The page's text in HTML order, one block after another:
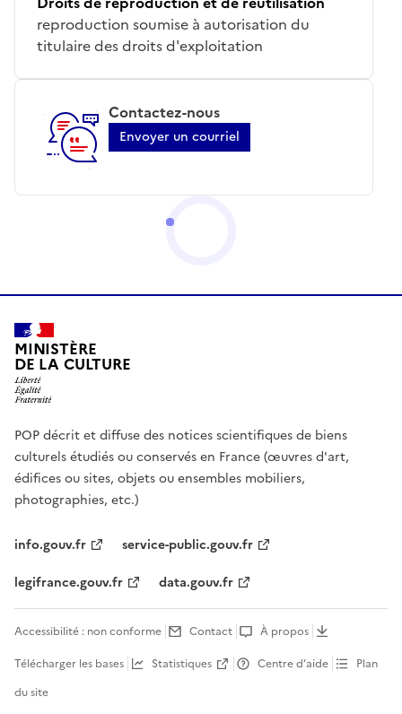
reproduction soumise à autorisation du
titulaire des droits d'exploitation
Contactez-nous
Envoyer un courriel
MINISTÈRE
DE LA CULTURE
POP décrit et diffuse des notices scientifiques de biens
culturels étudiés ou conservés en France (œuvres d'art,
édifices ou sites, objets ou ensembles mobiliers,
photographies, etc.)
info.gouv.fr
service-public.gouv.fr
legifrance.gouv.fr
data.gouv.fr
Accessibilité : non conforme Contact
À propos
Télécharger les bases
Statistiques Centre d’aide
Plan
du site